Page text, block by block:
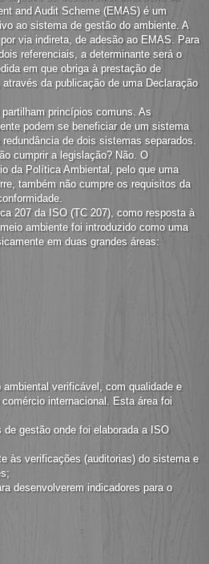
and Audit Scheme (EMAS) é um
ao sistema de gestão do ambiente. A
via indireta, de adesão ao EMAS. Para
referenciais, a determinante será o
em que obriga à prestação de
da publicação de uma Declaração
princípios comuns. As
podem se beneficiar de um sistema
de dois sistemas separados.
cumprir a legislação? Não. O
da Política Ambiental, pelo que uma
também não cumpre os requisitos da
207 da ISO (TC 207), como resposta à
ambiente foi introduzido como uma
em duas grandes áreas:
verificável, com qualidade e
internacional. Esta área foi
gestão onde foi elaborada a ISO
às verificações (auditorias) do sistema e
desenvolverem indicadores para o